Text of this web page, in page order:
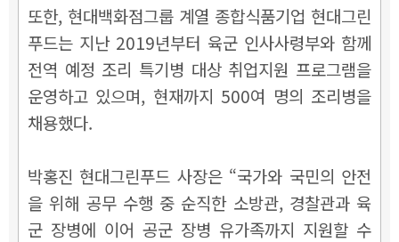
또한, 현대백화점그룹 계열 종합식품기업 현대그린
푸드는 지난 2019년부터 육군 인사사령부와 함께
전역 예정 조리 특기병 대상 취업지원 프로그램을
운영하고 있으며, 현재까지 500여 명의 조리병을
채용했다.
박홍진 현대그린푸드 사장은 “국가와 국민의 안전
을 위해 공무 수행 중 순직한 소방관, 경찰관과 육
군 장병에 이어 공군 장병 유가족까지 지원할 수